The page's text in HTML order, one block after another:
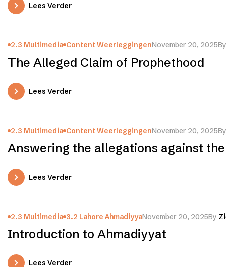
Lees Verder
2.3 Multimedia Content WeerleggingenNovember 20, 2025
The Alleged Claim of Prophethood
Lees Verder
2.3 Multimedia Content WeerleggingenNovember 20, 2025
Answering the allegations against the
Lees Verder
2.3 Multimedia 3.2 Lahore AhmadiyyaNovember 20, 2025By
Introduction to Ahmadiyyat
Lees Verder